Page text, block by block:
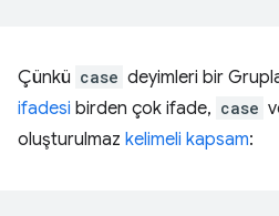
Çünkü case deyimleri bir
ifadesi birden çok ifade, case
oluşturulmaz kelimeli kapsam: